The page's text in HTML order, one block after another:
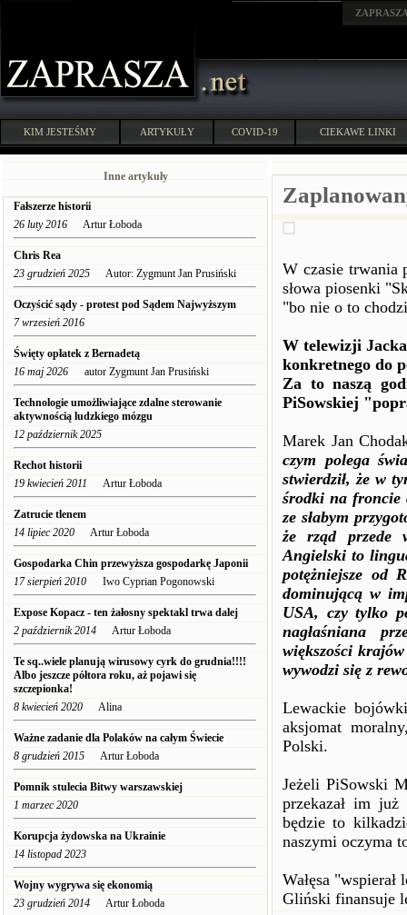
KIM JESTEŚMY ARTYKUŁY COVID-19 CIEKAWE LINKI
Inne artykuły
Fałszerze historii
26 luty 2016 Artur Łoboda
Chris Rea
23 grudzień 2025 Autor: Zygmunt Jan Prusiński
Oczyścić sądy - protest pod Sądem Najwyższym
7 wrzesień 2016
Święty opłatek z Bernadetą
16 maj 2026 autor Zygmunt Jan Prusiński
Technologie umożliwiające zdalne sterowanie
aktywnością ludzkiego mózgu
12 październik 2025
Rechot historii
19 kwiecień 2011 Artur Łoboda
Zatrucie tlenem
14 lipiec 2020 Artur Łoboda
Gospodarka Chin przewyższa gospodarkę Japonii
17 sierpień 2010 Iwo Cyprian Pogonowski
Expose Kopacz - ten żałosny spektakl trwa dalej
2 październik 2014 Artur Łoboda
Te sq..wiele planują wirusowy cyrk do grudnia!!!!
Albo jeszcze półtora roku, aż pojawi się
szczepionka!
8 kwiecień 2020 Alina
Ważne zadanie dla Polaków na całym Świecie
8 grudzień 2015 Artur Łoboda
Pomnik stulecia Bitwy warszawskiej
1 marzec 2020
Korupcja żydowska na Ukrainie
14 listopad 2023
Wojny wygrywa się ekonomią
23 grudzień 2014 Artur Łoboda
W czasie trwania
słowa piosenki
"bo nie o to
W telewizji
konkretnego do
Za to naszą
PiSowskiej
Marek Jan
czym polega
stwierdził, że w
środki na froncie
ze słabym
że rząd przede
Angielski to
potężniejsze od
dominującą w
USA, czy tylko
nagłaśniana
większości
wywodzi się z
Lewackie
aksjomat
Polski.
Jeżeli PiSowski
przekazał im
będzie to
naszymi oczyma
Wałęsa "wspierał
Gliński finansuje